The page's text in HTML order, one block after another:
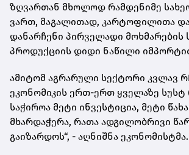
ზღვართან მხოლოდ რამდენიმე
ვართ, მაგალითად, კარტოფილითა
დანარჩენი პირველადი მოხმარების
პროდუქციის დიდი ნაწილი
ამიტომ აგრარული სექტორი კვლავ
ეკონომიკის ერთ-ერთ ყველაზე
საჭიროა მეტი ინვესტიცია, მეტი
მხარდაჭერა, რათა ადგილობრივი
გაიზარდოს“, - აღნიშნა ეკონომისტმა.